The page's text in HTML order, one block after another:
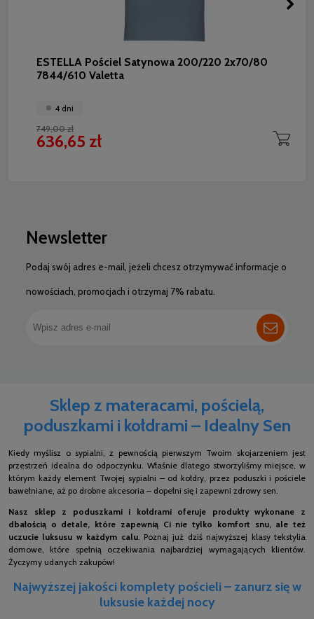
ESTELLA Pościel Satynowa 200/220 2x70/80
7844/610 Valetta
4 dni
749,00 zł
636,65 zł
Newsletter
Podaj swój adres e-mail, jeżeli chcesz otrzymywać informacje o
nowościach, promocjach i otrzymaj 7% rabatu.
Sklep z materacami, pościelą,
poduszkami i kołdrami – Idealny Sen
Kiedy myślisz o sypialni, z pewnością pierwszym Twoim skojarzeniem jest
przestrzeń idealna do odpoczynku. Właśnie dlatego stworzyliśmy miejsce, w
którym każdy element Twojej sypialni – od kołdry, przez poduszki i pościele
bawełniane, aż po drobne akcesoria – dopełni się i zapewni zdrowy sen.
Nasz sklep z poduszkami i kołdrami oferuje produkty wykonane z
dbałością o detale, które zapewnią Ci nie tylko komfort snu, ale też
uczucie luksusu w każdym calu. Poznaj już dziś najwyższej klasy tekstylia
domowe, które spełnią oczekiwania najbardziej wymagających klientów.
Życzymy udanych zakupów!
Najwyższej jakości komplety pościeli – zanurz się w
luksusie każdej nocy